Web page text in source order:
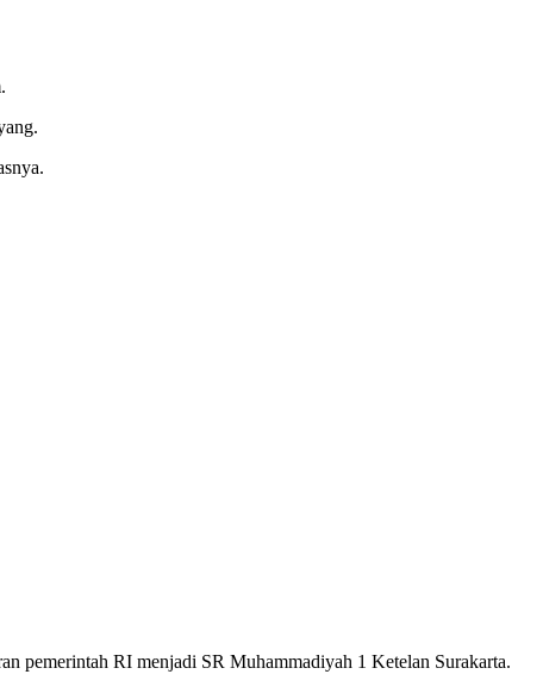
pemerintah RI menjadi SR Muhammadiyah 1 Ketelan Surakarta.